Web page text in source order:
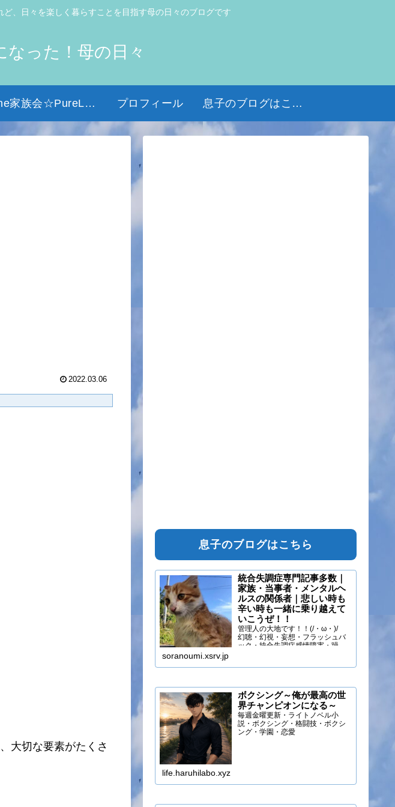
、日々を楽しく暮らすことを目指す母の日々のブログです
なった！母の日々
line家族会☆PureLight☆ プロフィール 息子のブログはこちら
2022.03.06
大切な要素がたくさ
息子のブログはこちら
統合失調症専門記事多数｜
家族・当事者・メンタルヘ
ルスの関係者｜悲しい時も
辛い時も一緒に乗り越えて
いこうぜ！！
管理人の大地です！！(/・ω・)/
幻聴・幻視・妄想・フラッシュバ
ック・統合失調症感情障害・躁う
soranoumi.xsrv.jp
ボクシング～俺が最高の世
界チャンピオンになる～
毎週金曜更新・ライトノベル小
説・ボクシング・格闘技・ボクシ
ング・学園・恋愛
life.haruhilabo.xyz